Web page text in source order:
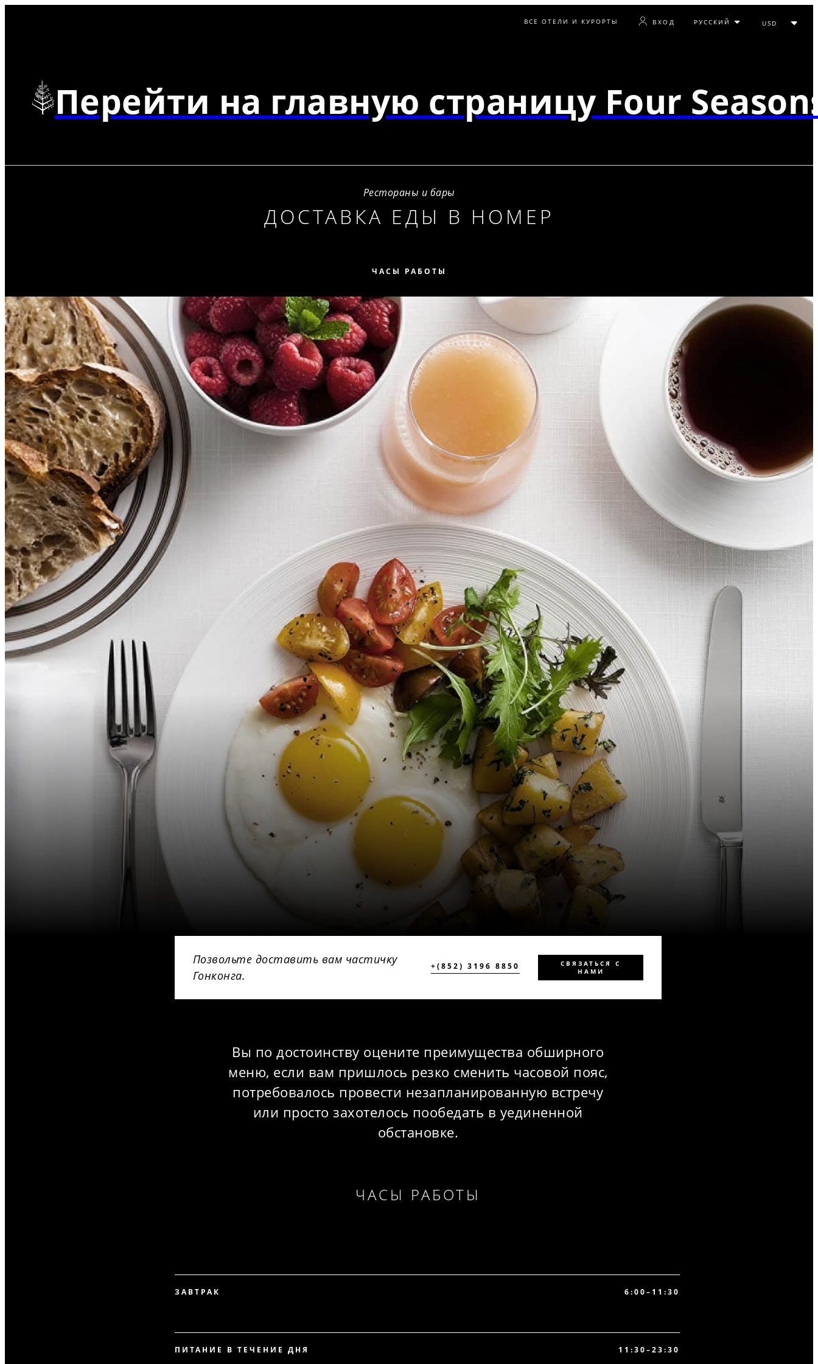
ВСЕ ОТЕЛИ И КУРОРТЫ ВХОД
Перейти на главную страницу Four
Рестораны и бары
ДОСТАВКА ЕДЫ В НОМЕР
ЧАСЫ РАБОТЫ
Позвольте доставить вам частичку
Гонконга.
+(852) 3196 8850
СВЯЗАТЬСЯ С
НАМИ
Вы по достоинству оцените преимущества обширного
меню, если вам пришлось резко сменить часовой пояс,
потребовалось провести незапланированную встречу
или просто захотелось пообедать в уединенной
обстановке.
ЧАСЫ РАБОТЫ
ЗАВТРАК 6:00–11:30
ПИТАНИЕ В ТЕЧЕНИЕ ДНЯ 11:30–23:30